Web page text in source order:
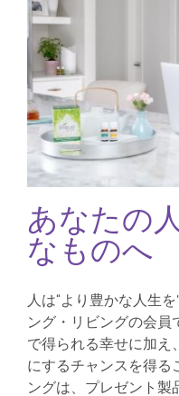
あなたの
なものへ
人は“より豊かな人生
ング・リビングの会員
で得られる幸せに加え
にするチャンスを得る
ングは、プレゼント製